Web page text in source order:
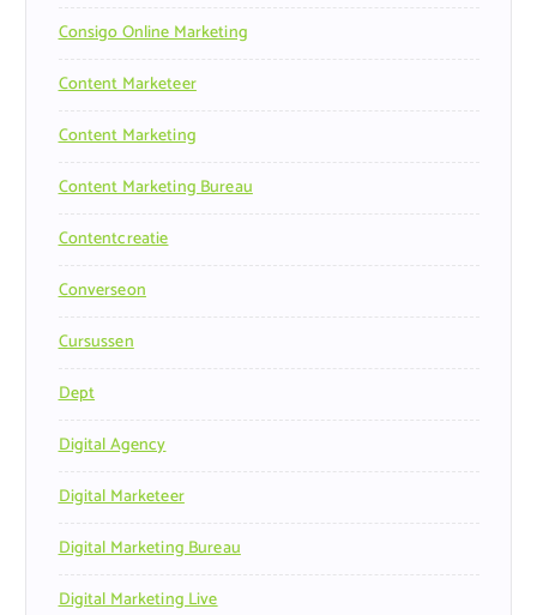
Consigo Online Marketing
Content Marketeer
Content Marketing
Content Marketing Bureau
Contentcreatie
Converseon
Cursussen
Dept
Digital Agency
Digital Marketeer
Digital Marketing Bureau
Digital Marketing Live